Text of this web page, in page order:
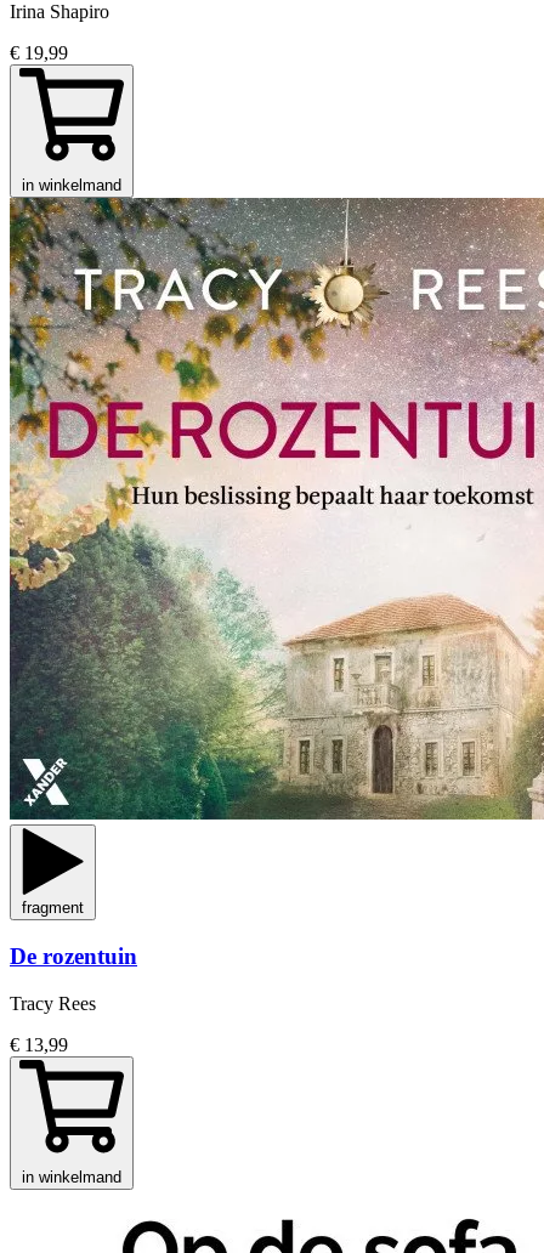
Irina Shapiro
€ 19,99
in winkelmand
fragment
De rozentuin
Tracy Rees
€ 13,99
in winkelmand